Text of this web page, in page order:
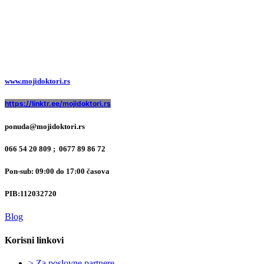
www.mojidoktori.rs
https://linktr.ee/mojidoktori.rs
ponuda@mojidoktori.rs
066 54 20 809 ; 0677 89 86 72
Pon-sub: 09:00 do 17:00 časova
PIB:112032720
Blog
Korisni linkovi